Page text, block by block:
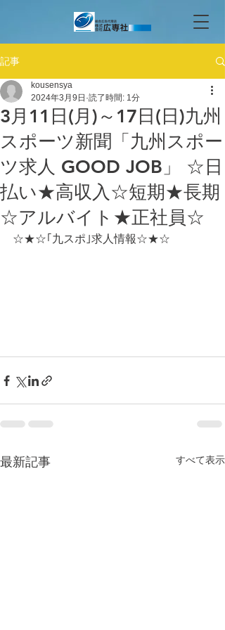
記事
3月11日(月)～17日(日)九州
スポーツ新聞「九州スポー
ツ求人 GOOD JOB」 ☆日
払い★高収入☆短期★長期
☆アルバイト★正社員☆
kousensya
2024年3月9日 読了時間: 1分
☆★☆｢九スポ｣求人情報☆★☆
最新記事 すべて表示